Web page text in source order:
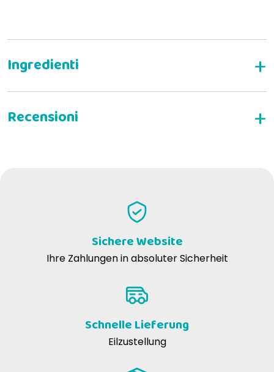
Buono per la dieta del mio cane
Silvana R
29-03-2017
Sichere Website
Ihre Zahlungen in absoluter Sicherheit
Schnelle Lieferung
Eilzustellung